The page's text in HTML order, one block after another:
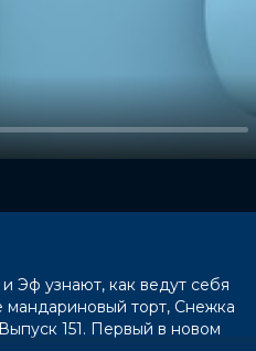
Эф узнают, как ведут себя
мандариновый торт, Снежка
151. Первый в новом